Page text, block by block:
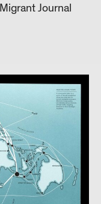
Journal